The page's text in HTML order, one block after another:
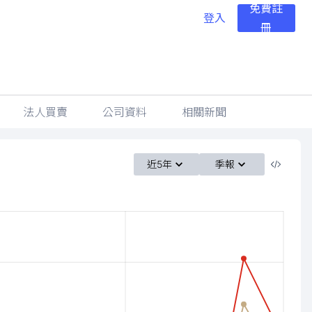
登入
免費註
冊
法人買賣 公司資料 相關新聞
近5年 季報